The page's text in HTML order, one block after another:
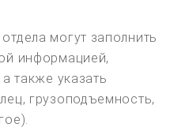
могут заполнить
информацией,
также указать
грузоподъемность,